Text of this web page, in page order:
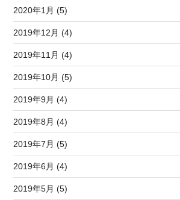
2020年1月 (5)
2019年12月 (4)
2019年11月 (4)
2019年10月 (5)
2019年9月 (4)
2019年8月 (4)
2019年7月 (5)
2019年6月 (4)
2019年5月 (5)